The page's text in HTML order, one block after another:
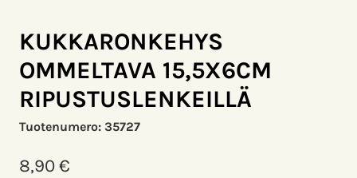
KUKKARONKEHYS
OMMELTAVA 15,5X6CM
RIPUSTUSLENKEILLÄ
Tuotenumero: 35727
8,90€